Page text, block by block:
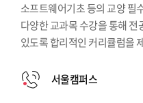
소프트웨어기초 등의 교양 필
다양한 교과목 수강을 통해
있도록 합리적인 커리큘럼을
서울캠퍼스